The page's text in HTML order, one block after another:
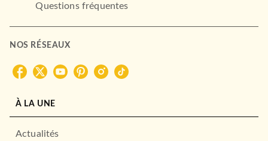
Questions fréquentes
NOS RÉSEAUX
À LA UNE
Actualités